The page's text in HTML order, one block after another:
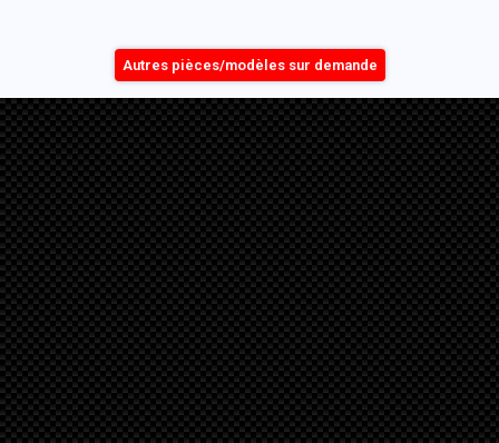
Autres pièces/modèles sur demande